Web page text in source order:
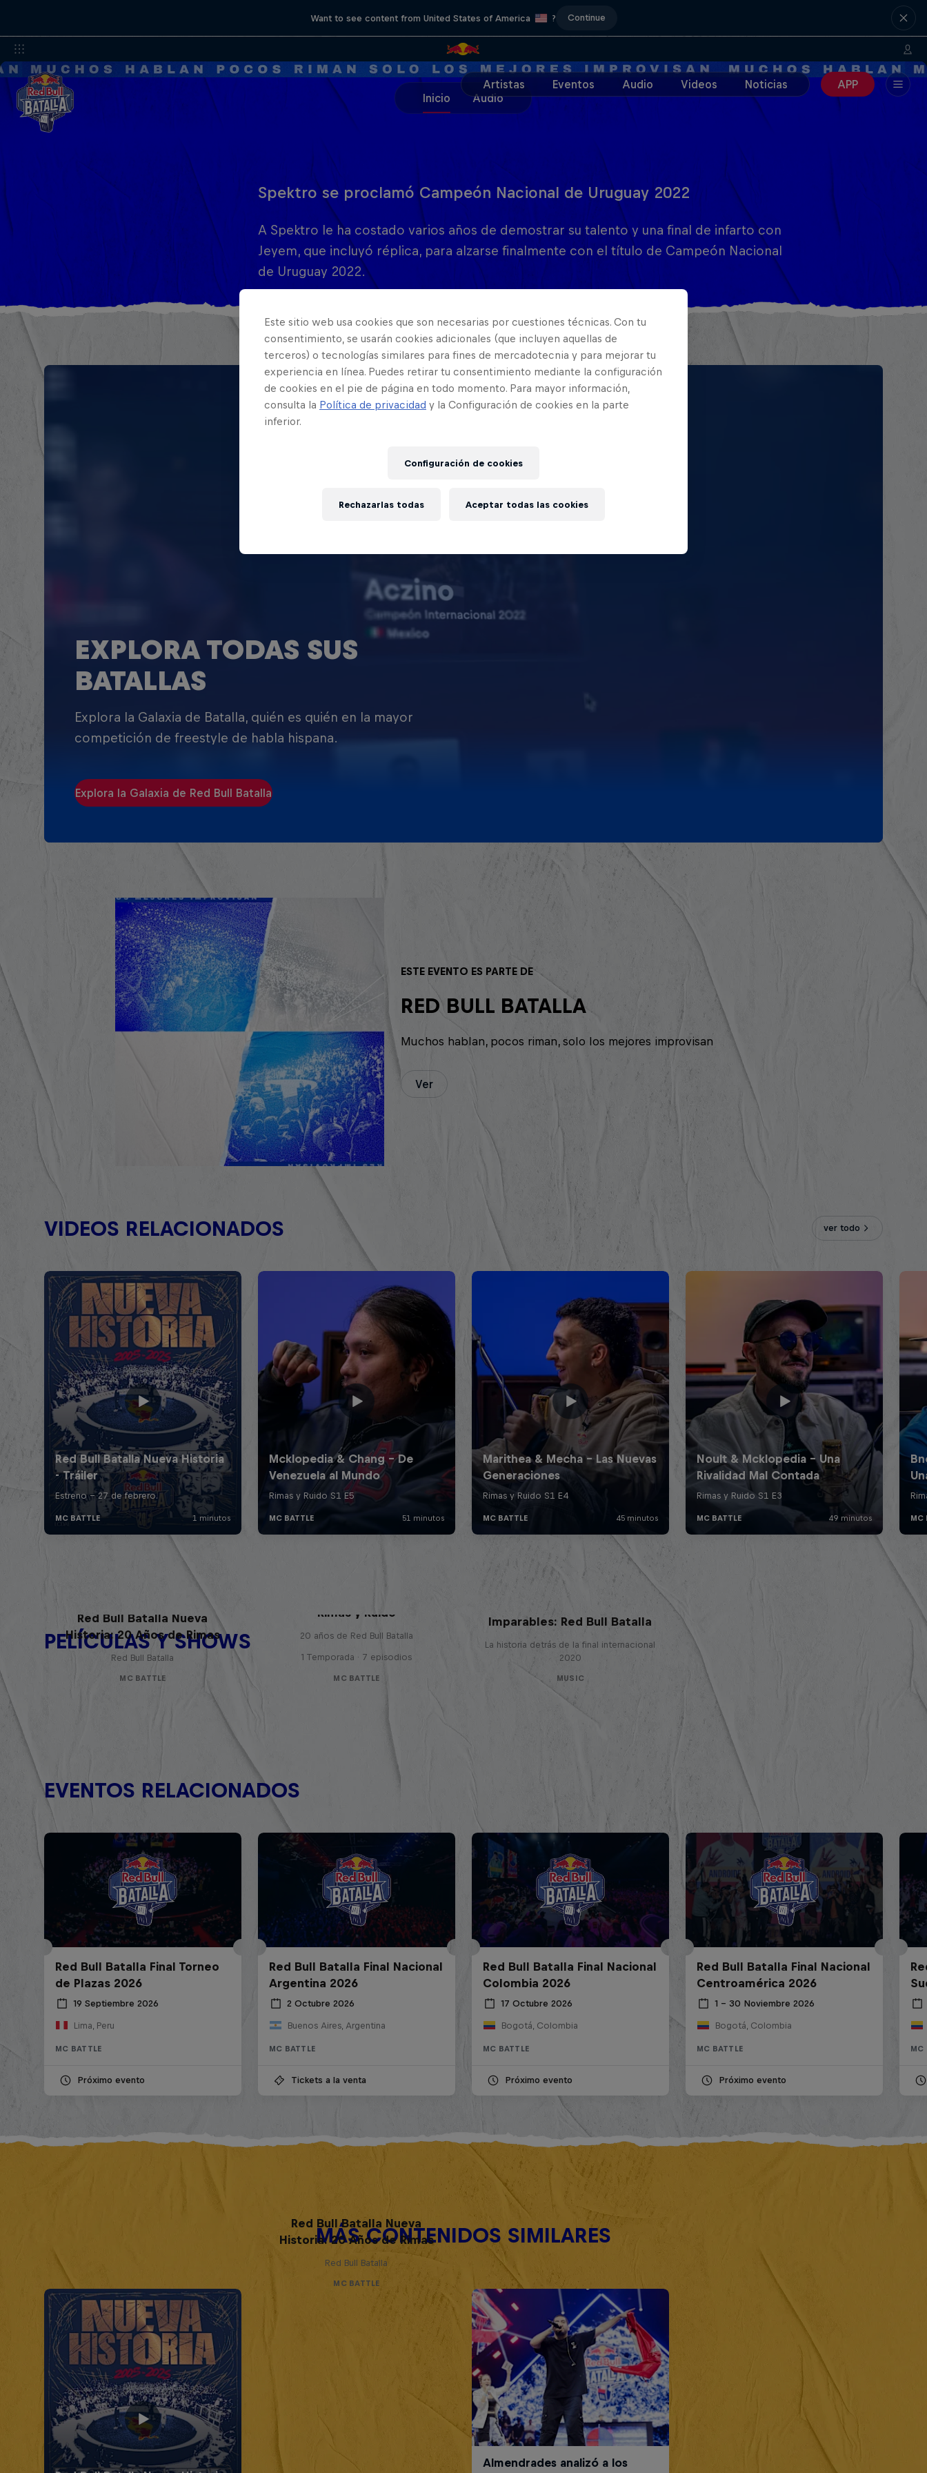
Want to see content from United States of America ? Continue
Artistas Eventos Audio Videos Noticias
APP
Inicio
Audio
Spektro se proclamó Campeón Nacional de Uruguay 2022
A Spektro le ha costado varios años de demostrar su talento y una final de infarto con
Jeyem, que incluyó réplica, para alzarse finalmente con el título de Campeón Nacional
de Uruguay 2022.
EXPLORA TODAS SUS
BATALLAS
Explora la Galaxia de Batalla, quién es quién en la mayor
competición de freestyle de habla hispana.
Explora la Galaxia de Red Bull Batalla
ESTE EVENTO ES PARTE DE
RED BULL BATALLA
Muchos hablan, pocos riman, solo los mejores improvisan
Ver
VIDEOS RELACIONADOS ver todo
PELÍCULAS Y SHOWS
Red Bull Batalla Nueva
Historia: 20 Años de Rimas
Red Bull Batalla
MC BATTLE
Rimas y Ruido
20 años de Red Bull Batalla
1 Temporada · 7 episodios
MC BATTLE
Imparables: Red Bull Batalla
La historia detrás de la final internacional
2020
MUSIC
EVENTOS RELACIONADOS
Red Bull Batalla Final Torneo
de Plazas 2026
19 Septiembre 2026
Lima, Peru
MC BATTLE
Próximo evento
Red Bull Batalla Final Nacional
Argentina 2026
2 Octubre 2026
Buenos Aires, Argentina
MC BATTLE
Tickets a la venta
Red Bull Batalla Final Nacional
Colombia 2026
17 Octubre 2026
Bogotá, Colombia
MC BATTLE
Próximo evento
Red Bull Batalla Final Nacional
Centroamérica 2026
1 – 30 Noviembre 2026
Bogotá, Colombia
MC BATTLE
Próximo evento
MC
MÁS CONTENIDOS SIMILARES
Red Bull Batalla Nueva
Historia: 20 Años de Rimas
Red Bull Batalla
MC BATTLE
Este sitio web usa cookies que son necesarias por cuestiones técnicas. Con tu
consentimiento, se usarán cookies adicionales (que incluyen aquellas de
terceros) o tecnologías similares para fines de mercadotecnia y para mejorar tu
experiencia en línea. Puedes retirar tu consentimiento mediante la configuración
de cookies en el pie de página en todo momento. Para mayor información,
consulta la Política de privacidad y la Configuración de cookies en la parte
inferior.
Configuración de cookies
Rechazarlas todas Aceptar todas las cookies